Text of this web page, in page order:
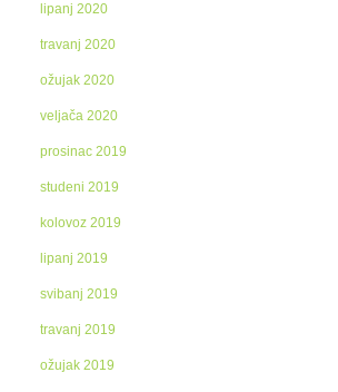
lipanj 2020
travanj 2020
ožujak 2020
veljača 2020
prosinac 2019
studeni 2019
kolovoz 2019
lipanj 2019
svibanj 2019
travanj 2019
ožujak 2019